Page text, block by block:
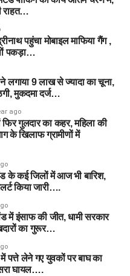
राहत…
पहुंचा मोबाइल माफिया गैंग ,
पकड़ा…
लगाया 9 लाख से ज्यादा का चूना,
मुकदमा दर्ज…
ago
गुलदार का कहर, महिला की
के खिलाफ ग्रामीणों में
के कई जिलों में आज भी बारिश,
किया जारी….
में इंसाफ की जीत, धामी सरकार
का गुरूर…
लेने गए युवकों पर बाघ का
घायल….